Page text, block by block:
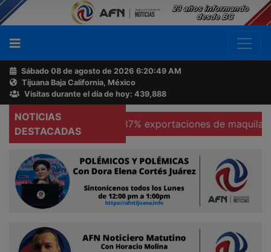
Sábado 08 de agosto de 2026 6:20:50 AM
Tijuana Baja California, México
Visitas durante el día de hoy: 439,888
NOTICIAS
DESTACADAS
Se hunden 37% exportaciones de maquiladoras en
Buscador
Acerca
de
AFN
Ventas
Contacto